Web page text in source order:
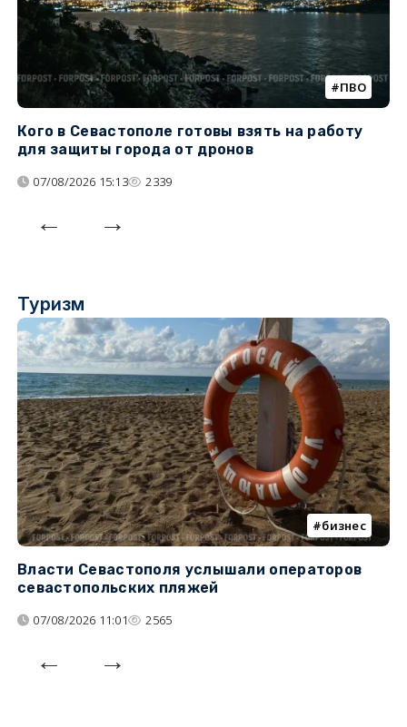
ПВО
Кого в Севастополе готовы взять на работу
для защиты города от дронов
07/08/2026 15:13 2339
Туризм
бизнес
Власти Севастополя услышали операторов
севастопольских пляжей
07/08/2026 11:01 2565